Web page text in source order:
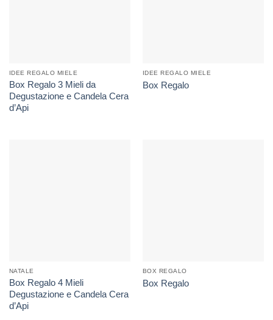
IDEE REGALO MIELE
Box Regalo 3 Mieli da
Degustazione e Candela Cera
d’Api
IDEE REGALO MIELE
Box Regalo
NATALE
Box Regalo 4 Mieli
Degustazione e Candela Cera
d’Api
BOX REGALO
Box Regalo